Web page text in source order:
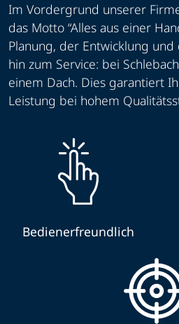
Im Vordergrund unserer
das Motto “Alles aus einer
Planung, der Entwicklung
hin zum Service: bei
einem Dach. Dies garantiert
Leistung bei hohem
Bedienerfreundlich